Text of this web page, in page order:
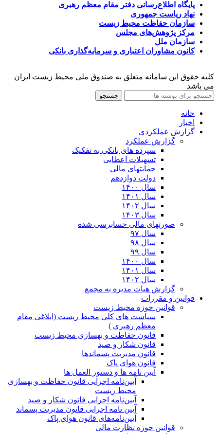
پایگاه اطلاع‌رسانی دفتر مقام معظم رهبری
نهاد ریاست جمهوری
سازمان حفاظت محیط زیست
مرکز پژوهش‌های مجلس
سازمان ملل
کانون مشاوران اعتباری و سرمایه‌گذاری بانکی
کلیه حقوق این سامانه متعلق به صندوق ملی محیط زیست ایران
می باشد
جستجو
خانه
اخبار
گزارش عملکردی
گزارش عملکرد
سپرده های بانکی به تفکیک
تسهیلات اعطایی
حمایتهای مالی
دولت دوازدهم
سال ۱۴۰۰
سال ۱۴۰۱
سال ۱۴۰۲
سال ۱۴۰۳
صورتهای مالی حسابرسی شده
سال ۹۷
سال ۹۸
سال ۹۹
سال ۱۴۰۰
سال ۱۴۰۱
سال ۱۴۰۲
گزارش هیات مدیره به مجمع
قوانین و مقررات
قوانین حوزه محیط زیست
ﺳﯿﺎﺳﺖ ﻫﺎی ﮐﻠﯽ ﻣﺤﯿﻂ زﯾﺴﺖ (ابلاغی مقام
معظم رهبری )
قانون حفاظت و بهسازی محیط زیست
قانون شکار و صید
قانون مدیریت پسماندها
قانون هوای پاک
آیین نامه ها و دستور العمل ها
آیین‌نامه اجرایی قانون حفاظت و بهسازی
محیط زیست
آیین‌نامه اجرایی قانون شکار و صید
آیین نامه اجرایی قانون مدیریت پسماند
آیین‌نامه‌های قانون هوای پاک
قوانین حوزه نظارت مالی